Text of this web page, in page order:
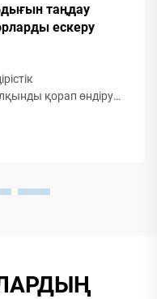
таңдау
ескеру
қорап өндіру